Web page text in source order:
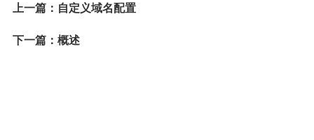
上一篇：自定义域名配置
下一篇：概述